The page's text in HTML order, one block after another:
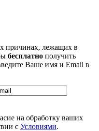
причинах, лежащих в
бесплатно получить
Ваше имя и Email в
на обработку ваших
с Условиями.